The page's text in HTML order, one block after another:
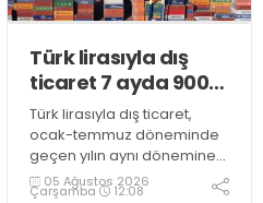
Türk lirasıyla dış
ticaret 7 ayda 900
milyar lirayı aştı
Türk lirasıyla dış ticaret,
ocak-temmuz döneminde
geçen yılın aynı dönemine
kıyasla yüzde 10,4 artarak,
916 milyar 966 milyon liraya
05 Ağustos 2026
Çarşamba 12:08